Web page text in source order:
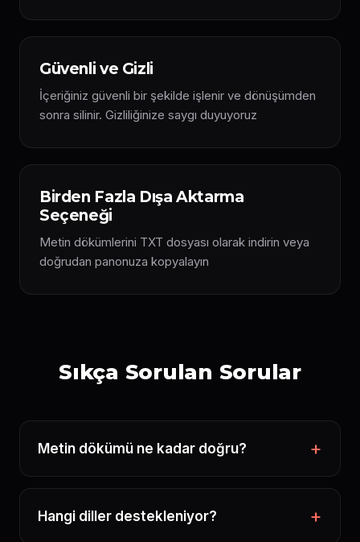
Güvenli ve Gizli
İçeriğiniz güvenli bir şekilde işlenir ve dönüşümden
sonra silinir. Gizliliğinize saygı duyuyoruz
Birden Fazla Dışa Aktarma
Seçeneği
Metin dökümlerini TXT dosyası olarak indirin veya
doğrudan panonuza kopyalayın
Sıkça Sorulan Sorular
Metin dökümü ne kadar doğru?
Hangi diller destekleniyor?